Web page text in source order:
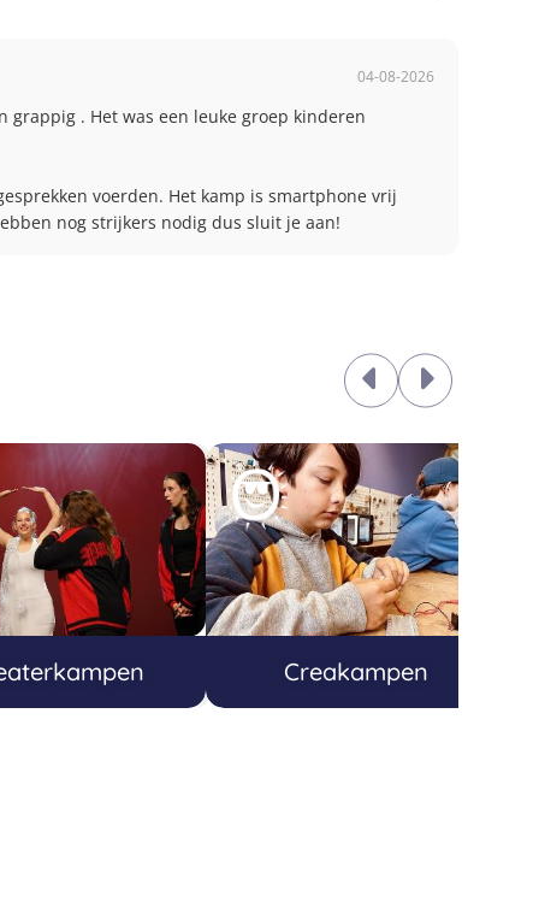
04-08-2026
grappig . Het was een leuke groep kinderen
voerden. Het kamp is smartphone vrij
nog strijkers nodig dus sluit je aan!
Creakampen